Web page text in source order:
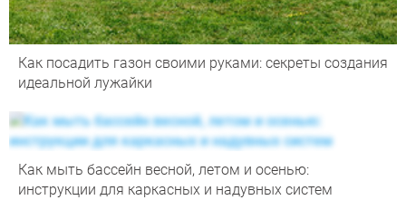
Как посадить газон своими руками: секреты создания
идеальной лужайки
Как мыть бассейн весной, летом и осенью:
инструкции для каркасных и надувных систем